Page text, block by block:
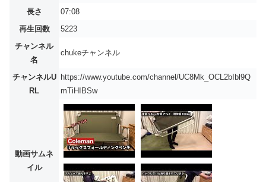
長さ
07:08
再生回数
5223
チャンネル
名
chukeチャンネル
チャンネルU
RL
https://www.youtube.com/channel/UC8Mk_OCL2bIbl9Q
mTiHIBSw
動画サムネ
イル